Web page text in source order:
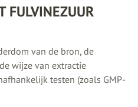
FULVINEZUUR
van de bron, de
wijze van extractie
testen (zoals GMP-